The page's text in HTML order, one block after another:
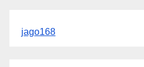
jago168